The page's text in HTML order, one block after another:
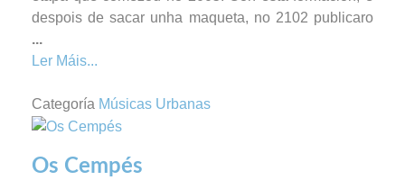
despois de sacar unha maqueta, no 2102 publicaro
...
Ler Máis...
Categoría Músicas Urbanas
Os Cempés